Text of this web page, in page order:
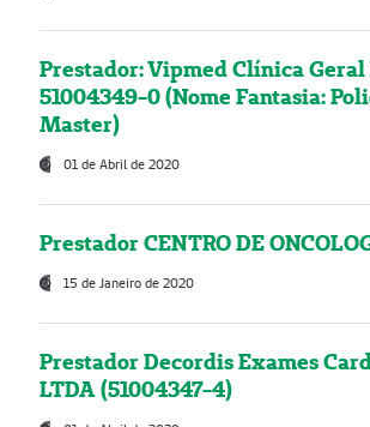
Prestador: Vipmed Clínica Geral
51004349-0 (Nome Fantasia:
Master)
01 de Abril de 2020
Prestador CENTRO DE
15 de Janeiro de 2020
Prestador Decordis Exames
LTDA (51004347-4)